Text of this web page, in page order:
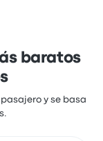
baratos
y se basa